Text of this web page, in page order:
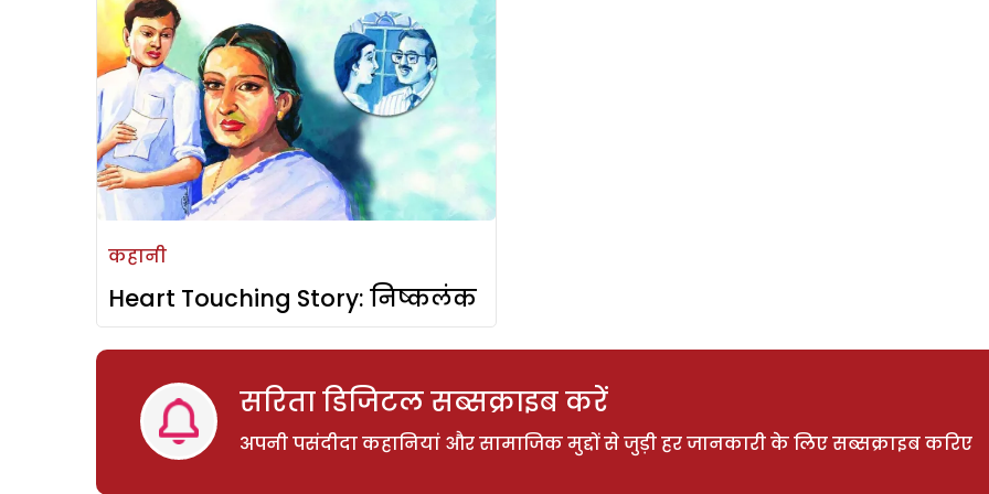
कहानी
Heart Touching Story: निष्कलंक
सरिता डिजिटल सब्सक्राइब करें
अपनी पसंदीदा कहानियां और सामाजिक मुद्दों से जुड़ी हर जानकारी के लिए सब्सक्राइब करिए